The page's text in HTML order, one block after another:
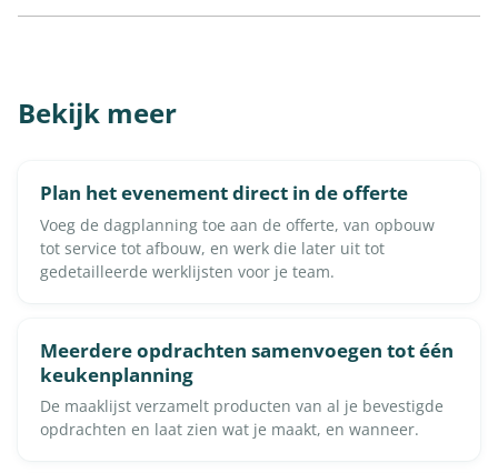
Bekijk meer
Plan het evenement direct in de offerte
Voeg de dagplanning toe aan de offerte, van opbouw
tot service tot afbouw, en werk die later uit tot
gedetailleerde werklijsten voor je team.
Meerdere opdrachten samenvoegen tot één
keukenplanning
De maaklijst verzamelt producten van al je bevestigde
opdrachten en laat zien wat je maakt, en wanneer.